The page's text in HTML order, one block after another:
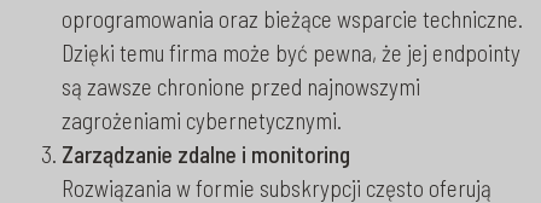
oprogramowania oraz bieżące wsparcie techniczne.
Dzięki temu firma może być pewna, że jej endpointy
są zawsze chronione przed najnowszymi
zagrożeniami cybernetycznymi.
Zarządzanie zdalne i monitoring
Rozwiązania w formie subskrypcji często oferują